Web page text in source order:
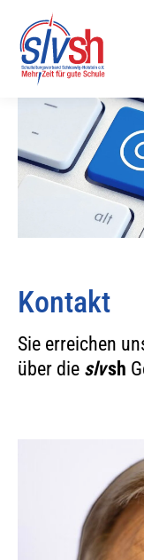
Kontakt
Sie erreichen
über die slvsh